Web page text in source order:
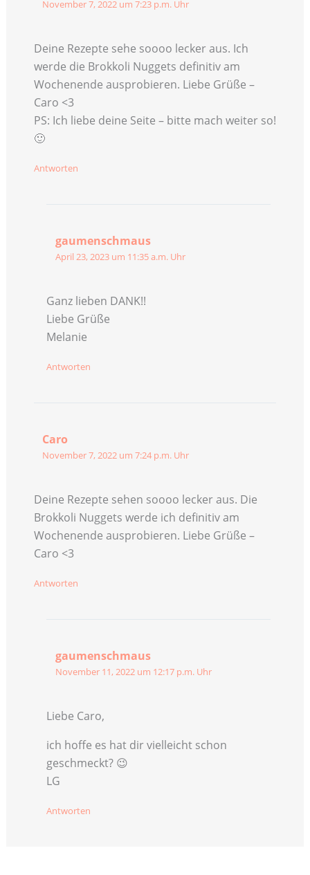
November 7, 2022 um 7:23 p.m. Uhr
Deine Rezepte sehe soooo lecker aus. Ich
werde die Brokkoli Nuggets definitiv am
Wochenende ausprobieren. Liebe Grüße –
Caro <3
PS: Ich liebe deine Seite – bitte mach weiter so!
🙂
Antworten
gaumenschmaus
April 23, 2023 um 11:35 a.m. Uhr
Ganz lieben DANK!!
Liebe Grüße
Melanie
Antworten
Caro
November 7, 2022 um 7:24 p.m. Uhr
Deine Rezepte sehen soooo lecker aus. Die
Brokkoli Nuggets werde ich definitiv am
Wochenende ausprobieren. Liebe Grüße –
Caro <3
Antworten
gaumenschmaus
November 11, 2022 um 12:17 p.m. Uhr
Liebe Caro,
ich hoffe es hat dir vielleicht schon
geschmeckt? 😉
LG
Antworten